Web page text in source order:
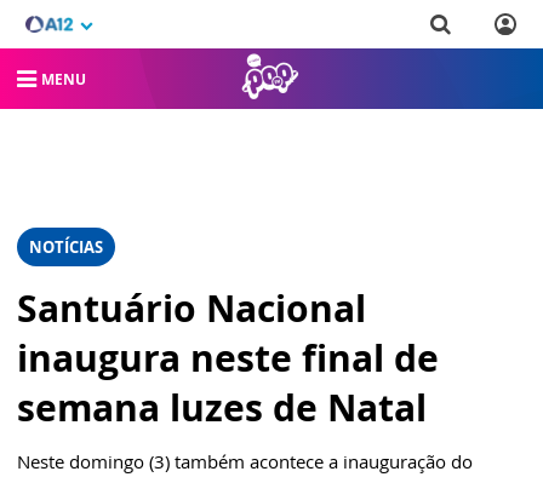
MENU
NOTÍCIAS
Santuário Nacional
inaugura neste final de
semana luzes de Natal
Neste domingo (3) também acontece a inauguração do